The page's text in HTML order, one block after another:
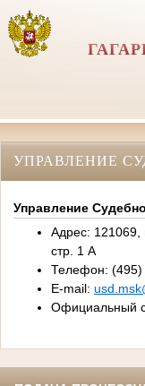
УПРАВЛЕНИЕ
Управление
Адрес: 121069,
стр. 1 А
Телефон:
E-mail:
Официальный